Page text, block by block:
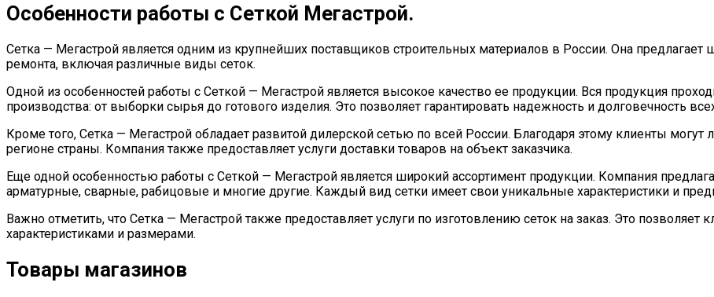
Особенности работы с Сеткой Мегастрой.
Сетка — Мегастрой является одним из крупнейших поставщиков строительных материалов в России. Она предлагает
ремонта, включая различные виды сеток.
Одной из особенностей работы с Сеткой — Мегастрой является высокое качество ее продукции. Вся продукция
производства: от выборки сырья до готового изделия. Это позволяет гарантировать надежность и долговечность
Кроме того, Сетка — Мегастрой обладает развитой дилерской сетью по всей России. Благодаря этому клиенты
регионе страны. Компания также предоставляет услуги доставки товаров на объект заказчика.
Еще одной особенностью работы с Сеткой — Мегастрой является широкий ассортимент продукции. Компания
арматурные, сварные, рабицовые и многие другие. Каждый вид сетки имеет свои уникальные характеристики и
Важно отметить, что Сетка — Мегастрой также предоставляет услуги по изготовлению сеток на заказ. Это
характеристиками и размерами.
Товары магазинов